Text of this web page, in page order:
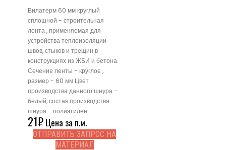
Вилатерм 60 мм круглый
сплошной - строительная
лента , применяемая для
устройства теплоизоляции
швов, стыков и трещин в
конструкциях из ЖБИ и бетона.
Сечение ленты - круглое ,
размер - 60 мм.Цвет
производства данного шнура -
белый, состав производства
шнура - полиэтилен.
21₽Цена за п.м.
ОТПРАВИТЬ ЗАПРОС НА
МАТЕРИАЛ